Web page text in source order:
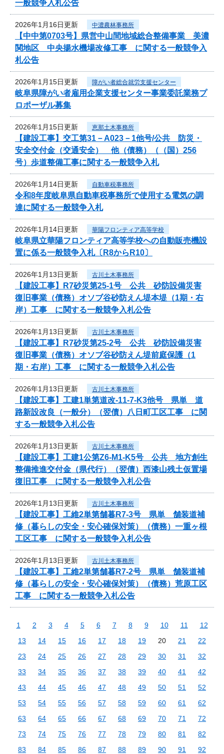
一般競争入札公告
2026年1月16日更新 中濃農林事務所
【中中第0703号】県営中山間地域総合整備事業 美濃
関地区 中央揚水機場改修工事 に関する一般競争入
札公告
2026年1月15日更新 障がい者総合就労支援センター
岐阜県障がい者雇用企業支援センター事業委託業務プ
ロポーザル募集
2026年1月15日更新 恵那土木事務所
【建設工事】交工第31－A023－1他号/公共 防災・
安全交付金（交通安全） 他（債務）（（国）256
号）歩道整備工事に関する一般競争入札
2026年1月14日更新 自動車税事務所
令和8年度岐阜県自動車税事務所で使用する電気の調
達に関する一般競争入札
2026年1月14日更新 華陽フロンティア高等学校
岐阜県立華陽フロンティア高等学校への自動販売機設
置に係る一般競争入札〔R8からR10〕
2026年1月13日更新 古川土木事務所
【建設工事】R7砂災第25-1号 公共 砂防設備災害
復旧事業（債務）オソブ谷砂防えん堤本堤（1期・右
岸）工事 に関する一般競争入札公告
2026年1月13日更新 古川土木事務所
【建設工事】R7砂災第25-2号 公共 砂防設備災害
復旧事業（債務）オソブ谷砂防えん堤前庭保護（1
期・右岸）工事 に関する一般競争入札公告
2026年1月13日更新 古川土木事務所
【建設工事】工建1単第道改-11-7-K3他号 県単 道
路新設改良（一般分）（翌債）八日町工区工事 に関
する一般競争入札公告
2026年1月13日更新 古川土木事務所
【建設工事】工建1公第Z6-M1-K5号 公共 地方創生
整備推進交付金（県代行）（翌債）西漆山残土仮置場
復旧工事 に関する一般競争入札公告
2026年1月13日更新 古川土木事務所
【建設工事】工維2単第舗暮R7-3号 県単 舗装道補
修（暮らしの安全・安心確保対策）（債務）一重ヶ根
工区工事 に関する一般競争入札公告
2026年1月13日更新 古川土木事務所
【建設工事】工維2単第舗暮R7-2号 県単 舗装道補
修（暮らしの安全・安心確保対策）（債務）荒原工区
工事 に関する一般競争入札公告
1 2 3 4 5 6 7 8 9 10 11
12
13
14 15 16 17 18 19 20 21
22
23
24 25 26 27 28 29 30 31
32
33
34 35 36 37 38 39 40 41
42
43
44 45 46 47 48 49 50 51
52
53
54 55 56 57 58 59 60 61
62
63
64 65 66 67 68 69 70 71
72
73
74 75 76 77 78 79 80 81
82
83
84 85 86 87 88 89 90 91
92